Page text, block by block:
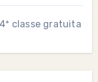
classe gratuita